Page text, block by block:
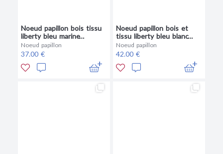
Noeud papillon bois tissu
liberty bleu marine
bordeaux
Noeud papillon
37.00 €
Noeud papillon bois et
tissu liberty bleu blanc
rouge
Noeud papillon
42.00 €